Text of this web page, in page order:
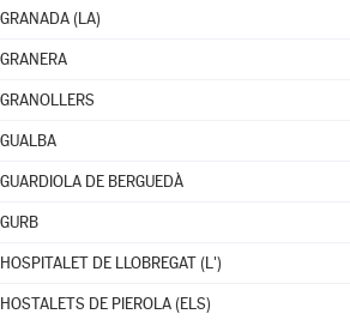
GRANADA (LA)
GRANERA
GRANOLLERS
GUALBA
GUARDIOLA DE BERGUEDÀ
GURB
HOSPITALET DE LLOBREGAT (L')
HOSTALETS DE PIEROLA (ELS)